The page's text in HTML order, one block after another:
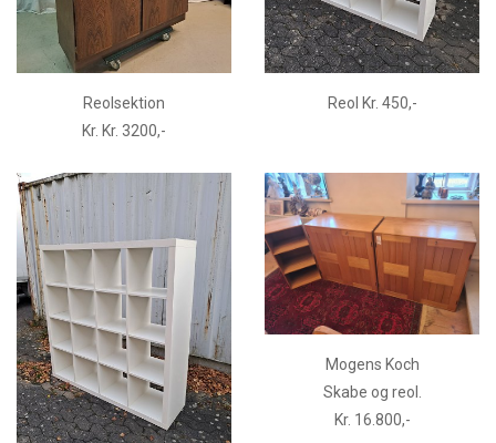
Reolsektion
Kr. Kr. 3200,-
Reol Kr. 450,-
Mogens Koch
Skabe og reol.
Kr. 16.800,-